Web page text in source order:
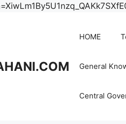
HOME
General
Central